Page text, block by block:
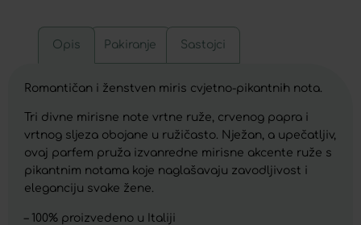
Opis Pakiranje Sastojci
Romantičan i ženstven miris cvjetno-pikantnih nota.
Tri divne mirisne note vrtne ruže, crvenog papra i
vrtnog sljeza obojane u ružičasto. Nježan, a upečatljiv,
ovaj parfem pruža izvanredne mirisne akcente ruže s
pikantnim notama koje naglašavaju zavodljivost i
eleganciju svake žene.
– 100% proizvedeno u Italiji